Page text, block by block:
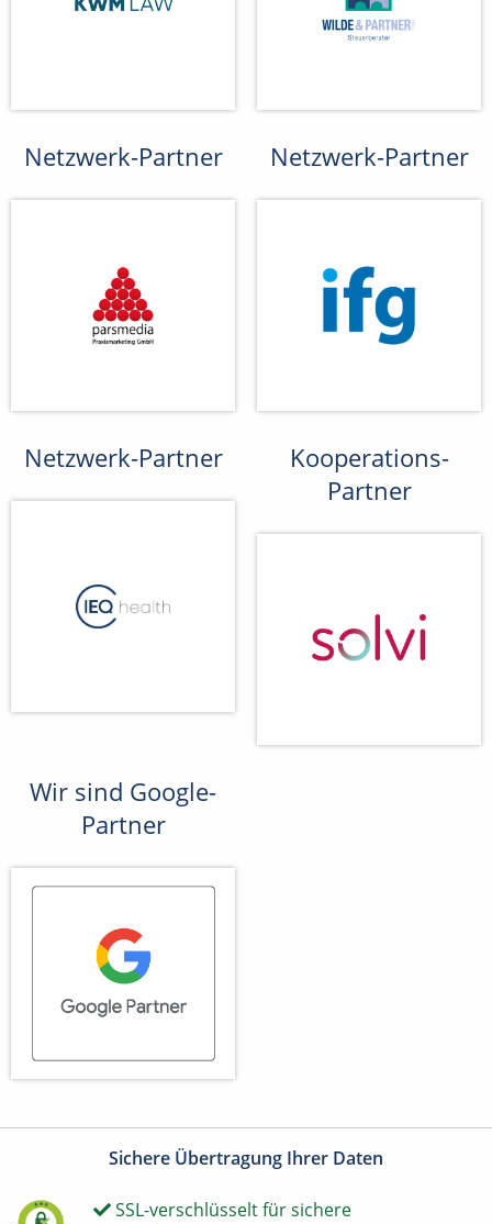
Netzwerk-Partner Netzwerk-Partner
Netzwerk-Partner
Kooperations-
Partner
Wir sind Google-
Partner
Sichere Übertragung Ihrer Daten
SSL-verschlüsselt für sichere